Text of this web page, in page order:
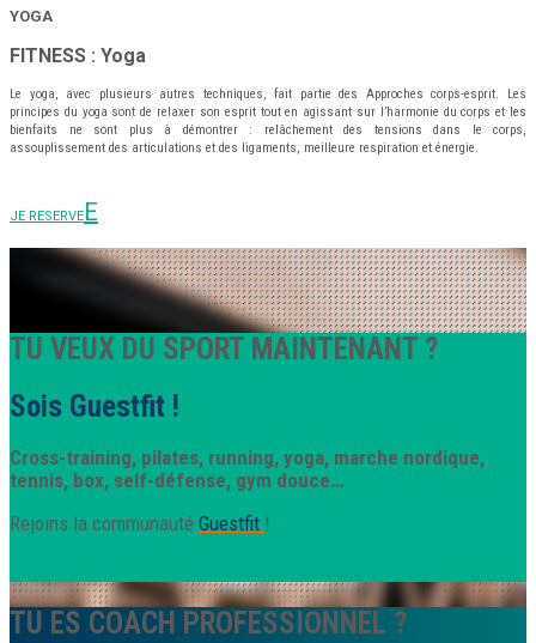
YOGA
FITNESS : Yoga
Le yoga, avec plusieurs autres techniques, fait partie des Approches corps-esprit. Les
principes du yoga sont de relaxer son esprit tout en agissant sur l’harmonie du corps et les
bienfaits ne sont plus à démontrer : relâchement des tensions dans le corps,
assouplissement des articulations et des ligaments, meilleure respiration et énergie.
JE RESERVE
TU VEUX DU SPORT MAINTENANT ?
Sois Guestfit !
Cross-training, pilates, running, yoga, marche nordique,
tennis, box, self-défense, gym douce…
Rejoins la communauté Guestfit !
TU ES COACH PROFESSIONNEL ?